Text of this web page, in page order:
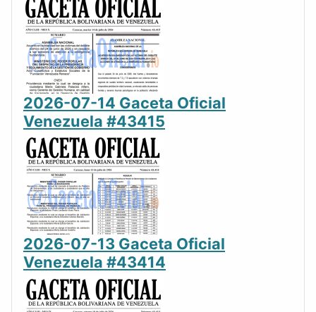
2026-07-14 Gaceta Oficial
Venezuela #43415
2026-07-13 Gaceta Oficial
Venezuela #43414